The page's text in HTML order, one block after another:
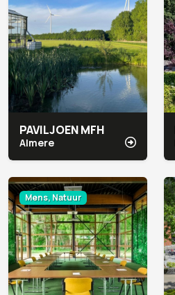
PAVILJOEN MFH
Almere
Mens, Natuur